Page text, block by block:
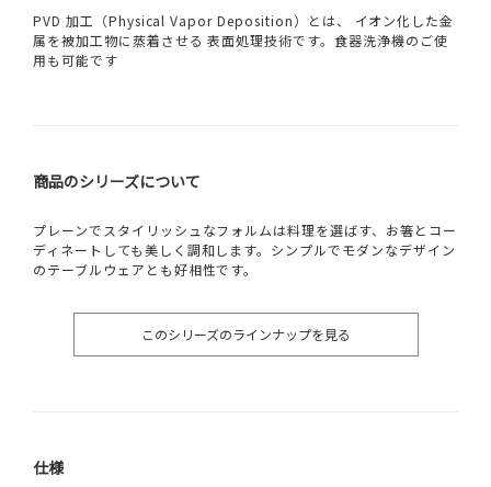
PVD 加工（Physical Vapor Deposition）とは、 イオン化した金
属を被加工物に蒸着させる 表面処理技術です。食器洗浄機のご使
用も可能です
商品のシリーズについて
プレーンでスタイリッシュなフォルムは料理を選ばす、お箸とコー
ディネートしても美しく調和します。シンプルでモダンなデザイン
のテーブルウェアとも好相性です。
このシリーズのラインナップを見る
仕様